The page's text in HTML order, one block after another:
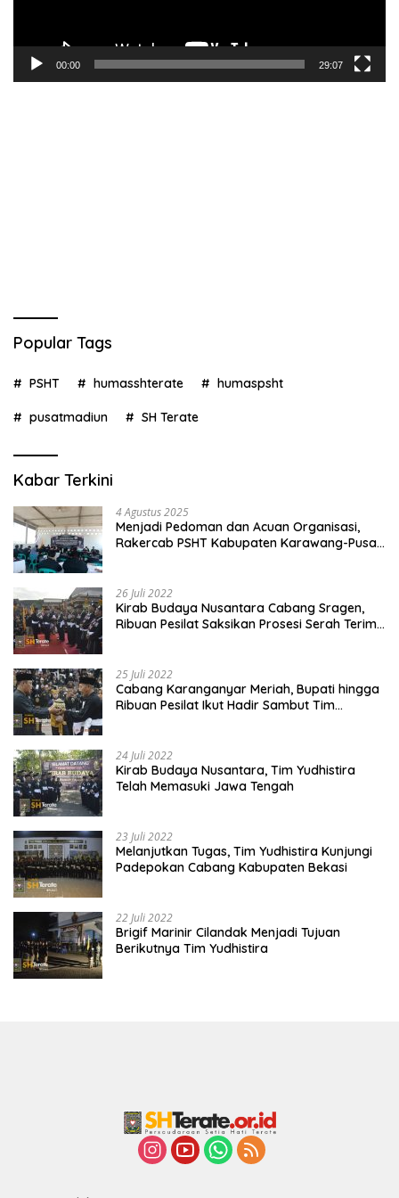
00:00 29:07
Popular Tags
PSHT humasshterate humaspsht
pusatmadiun SH Terate
Kabar Terkini
4 Agustus 2025
Menjadi Pedoman dan Acuan Organisasi,
Rakercab PSHT Kabupaten Karawang-Pusat
26 Juli 2022
Kirab Budaya Nusantara Cabang Sragen,
Ribuan Pesilat Saksikan Prosesi Serah Terima
25 Juli 2022
Cabang Karanganyar Meriah, Bupati hingga
Ribuan Pesilat Ikut Hadir Sambut Tim
24 Juli 2022
Kirab Budaya Nusantara, Tim Yudhistira
Telah Memasuki Jawa Tengah
23 Juli 2022
Melanjutkan Tugas, Tim Yudhistira Kunjungi
Padepokan Cabang Kabupaten Bekasi
22 Juli 2022
Brigif Marinir Cilandak Menjadi Tujuan
Berikutnya Tim Yudhistira